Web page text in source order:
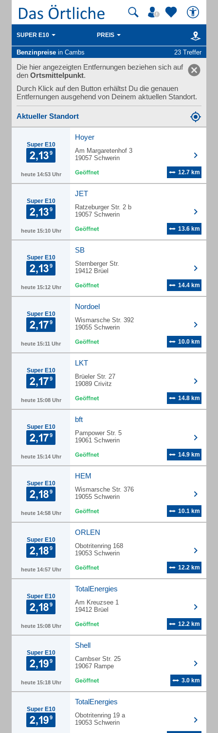
SUPER E10 PREIS
Benzinpreise in Cambs 23 Treffer
Die hier angezeigten Entfernungen beziehen sich auf
den Ortsmittelpunkt.
Durch Klick auf den Button erhältst Du die genauen
Entfernungen ausgehend von Deinem aktuellen Standort.
Aktueller Standort
Super E10
heute 14:53 Uhr
Hoyer
Am Margaretenhof 3
19057 Schwerin
12.7 km
Super E10
heute 15:10 Uhr
JET
Ratzeburger Str. 2 b
19057 Schwerin
13.6 km
Super E10
heute 15:12 Uhr
SB
Sternberger Str.
19412 Brüel
14.4 km
Super E10
heute 15:11 Uhr
Nordoel
Wismarsche Str. 392
19055 Schwerin
10.0 km
Super E10
heute 15:08 Uhr
LKT
Brüeler Str. 27
19089 Crivitz
14.8 km
Super E10
heute 15:14 Uhr
bft
Pampower Str. 5
19061 Schwerin
14.9 km
Super E10
heute 14:58 Uhr
HEM
Wismarsche Str. 376
19055 Schwerin
10.1 km
Super E10
heute 14:57 Uhr
ORLEN
Obotritenring 168
19053 Schwerin
12.2 km
Super E10
heute 15:08 Uhr
TotalEnergies
Am Kreuzsee 1
19412 Brüel
12.2 km
Super E10
heute 15:18 Uhr
Shell
Cambser Str. 25
19067 Rampe
3.0 km
Super E10
TotalEnergies
Obotritenring 19 a
19053 Schwerin